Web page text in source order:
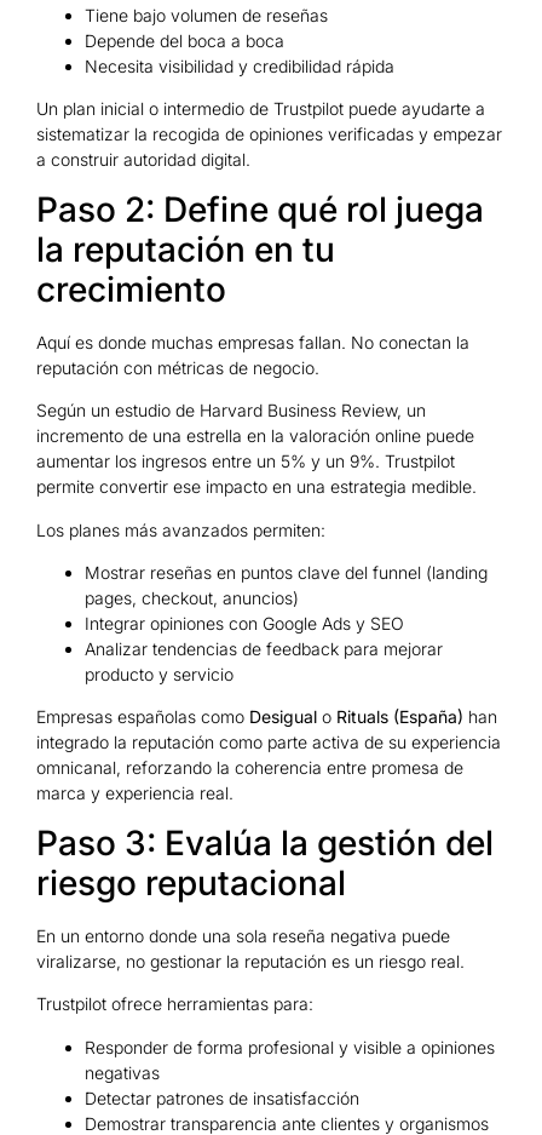
Tiene bajo volumen de reseñas
Depende del boca a boca
Necesita visibilidad y credibilidad rápida
Un plan inicial o intermedio de Trustpilot puede ayudarte a
sistematizar la recogida de opiniones verificadas y empezar
a construir autoridad digital.
Paso 2: Define qué rol juega
la reputación en tu
crecimiento
Aquí es donde muchas empresas fallan. No conectan la
reputación con métricas de negocio.
Según un estudio de Harvard Business Review, un
incremento de una estrella en la valoración online puede
aumentar los ingresos entre un 5% y un 9%. Trustpilot
permite convertir ese impacto en una estrategia medible.
Los planes más avanzados permiten:
Mostrar reseñas en puntos clave del funnel (landing
pages, checkout, anuncios)
Integrar opiniones con Google Ads y SEO
Analizar tendencias de feedback para mejorar
producto y servicio
Empresas españolas como Desigual o Rituals (España) han
integrado la reputación como parte activa de su experiencia
omnicanal, reforzando la coherencia entre promesa de
marca y experiencia real.
Paso 3: Evalúa la gestión del
riesgo reputacional
En un entorno donde una sola reseña negativa puede
viralizarse, no gestionar la reputación es un riesgo real.
Trustpilot ofrece herramientas para:
Responder de forma profesional y visible a opiniones
negativas
Detectar patrones de insatisfacción
Demostrar transparencia ante clientes y organismos